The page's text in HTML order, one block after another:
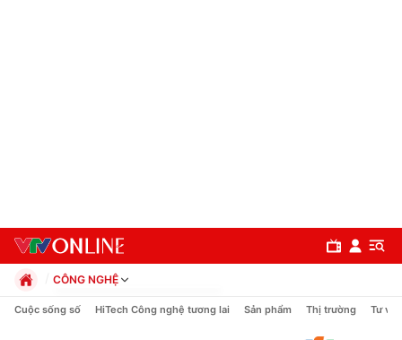
CÔNG NGHỆ
Chính trị
Cuộc sống số HiTech Công nghệ tương lai Sản phẩm Thị trường Tư vấn